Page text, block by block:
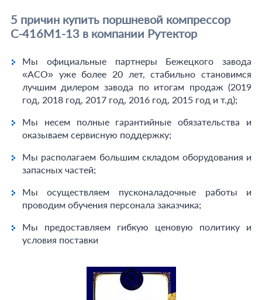
5 причин купить поршневой компрессор
С-416М1-13 в компании Рутектор
Мы официальные партнеры Бежецкого завода
«АСО» уже более 20 лет, стабильно становимся
лучшим дилером завода по итогам продаж (2019
год, 2018 год, 2017 год, 2016 год, 2015 год и т.д);
Мы несем полные гарантийные обязательства и
оказываем сервисную поддержку;
Мы располагаем большим складом оборудования и
запасных частей;
Мы осуществляем пусконаладочные работы и
проводим обучения персонала заказчика;
Мы предоставляем гибкую ценовую политику и
условия поставки